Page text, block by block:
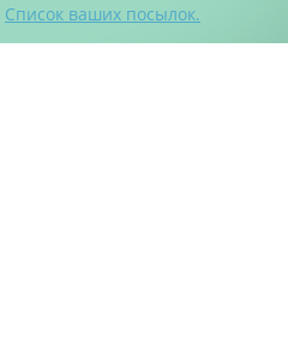
Список ваших посылок.